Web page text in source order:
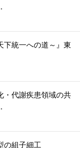
下統一への道～』東
・代謝疾患領域の共
の組子細工